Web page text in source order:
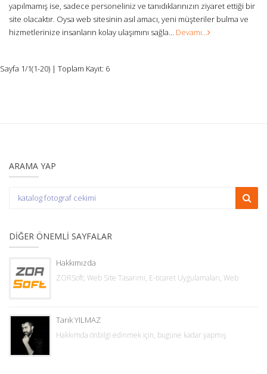
yapılmamış ise, sadece personeliniz ve tanıdıklarınızın ziyaret ettiği bir
site olacaktır. Oysa web sitesinin asıl amacı, yeni müşteriler bulma ve
hizmetlerinize insanların kolay ulaşımını sağla... Devamı...
Sayfa 1/1(1-20) | Toplam Kayıt: 6
ARAMA YAP
DIĞER ÖNEMLI SAYFALAR
Hakkımızda
ZORSoft; Web Site Tasarımı, E-ticaret Uygulamaları, Web
Tarık YILMAZ
Hakkımda önbilgi edinmek için, bugüne kadar yapmış